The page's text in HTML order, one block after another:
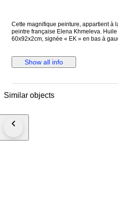
Cette magnifique peinture, appartient à
peintre française Elena Khmeleva.
60x92x2cm, signée « EK » en bas à
en Europe et dans le monde entier. Le
meilleures traditions de la peinture
listée et enregistrée dans les guides
et unique. Vendu avec le certificat
Show all info
Similar objects